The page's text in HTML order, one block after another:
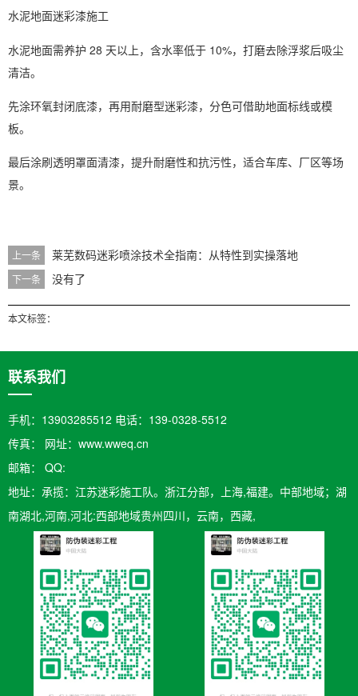
水泥地面迷彩漆施工
水泥地面需养护 28 天以上，含水率低于 10%，打磨去除浮浆后吸尘
清洁。
先涂环氧封闭底漆，再用耐磨型迷彩漆，分色可借助地面标线或模
板。
最后涂刷透明罩面清漆，提升耐磨性和抗污性，适合车库、厂区等场
景。
上一条 莱芜数码迷彩喷涂技术全指南：从特性到实操落地
下一条 没有了
本文标签：
联系我们
手机：13903285512 电话：139-0328-5512
传真： 网址：www.wweq.cn
邮箱：​ QQ:
地址：承揽：江苏迷彩施工队。浙江分部，上海,福建。中部地域；湖
南湖北,河南,河北:西部地域贵州四川，云南，西藏,